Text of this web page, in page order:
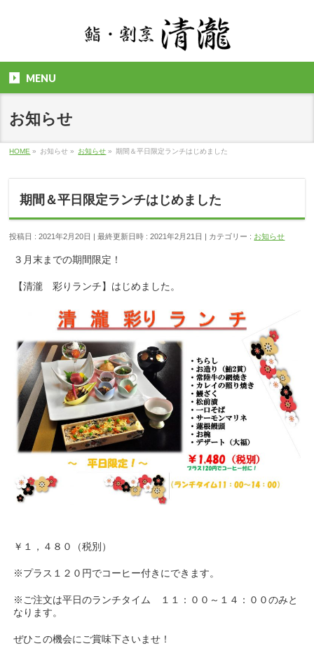
MENU
お知らせ
HOME » お知らせ » お知らせ » 期間＆平日限定ランチはじめました
期間＆平日限定ランチはじめました
投稿日 : 2021年2月20日 最終更新日時 : 2021年2月21日 カテゴリー : お知らせ
３月末までの期間限定！
【清瀧 彩りランチ】はじめました。
￥１，４８０（税別）
※プラス１２０円でコーヒー付きにできます。
※ご注文は平日のランチタイム １１：００～１４：００のみと
なります。
ぜひこの機会にご賞味下さいませ！